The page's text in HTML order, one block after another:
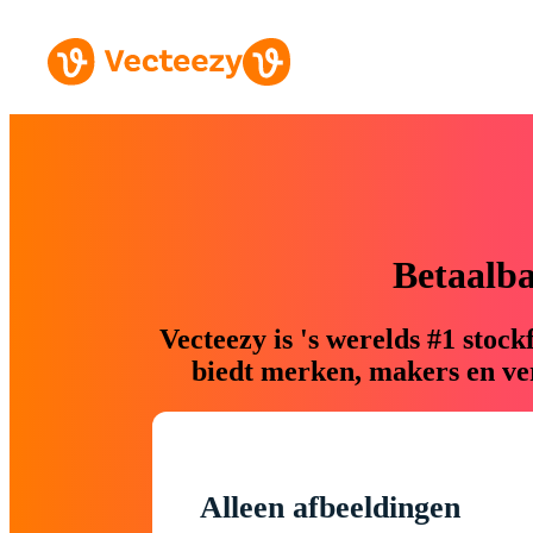
Vecteezy is 's werelds #1
biedt merken, makers en
Alleen afbeeldingen